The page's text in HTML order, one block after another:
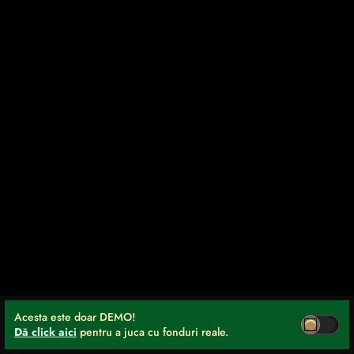
Acesta este doar DEMO!
Dă click aici pentru a juca cu fonduri reale.